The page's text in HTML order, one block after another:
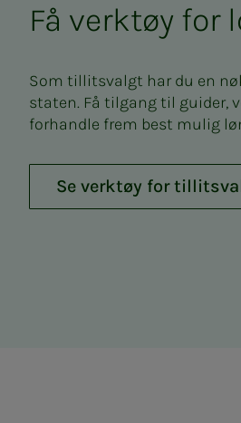
Få verktøy for
Som tillitsvalgt har du en
staten. Få tilgang til guider,
forhandle frem best mulig
Se verktøy for